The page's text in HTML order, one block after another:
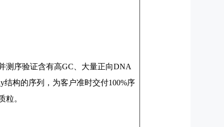
测序验证含有高GC、大量正向DNA
结构的序列，为客户准时交付100%序
粒。